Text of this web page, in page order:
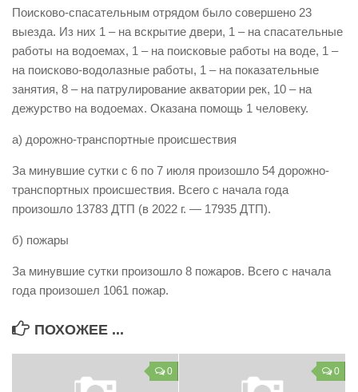
Виды деятельности
Обслуживание опасных производственных объектов
УГЗ рекомендует
Памятки населению
Как стать спасателем
Уголок гражданской обороны
Пресс-центр
Наша работа
Обращения
Поисково-спасательным отрядом было совершено 23
выезда. Из них 1 – на вскрытие двери, 1 – на спасательные
работы на водоемах, 1 – на поисковые работы на воде, 1 –
на поисково-водолазные работы, 1 – на показательные
занятия, 8 – на патрулирование акватории рек, 10 – на
дежурство на водоемах. Оказана помощь 1 человеку.
а) дорожно-транспортные происшествия
За минувшие сутки с 6 по 7 июля произошло 54 дорожно-
транспортных происшествия. Всего с начала года
произошло 13783 ДТП (в 2022 г. — 17935 ДТП).
б) пожары
За минувшие сутки произошло 8 пожаров. Всего с начала
года произошел 1061 пожар.
ПОХОЖЕЕ ...
0 0